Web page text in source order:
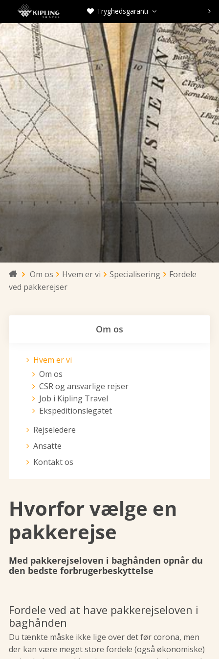
 Tryghedsgaranti  
 Om os Hvem er vi Specialisering
Fordele
ved pakkerejser
Om os
Hvem er vi
Om os
CSR og ansvarlige rejser
Job i Kipling Travel
Ekspeditionslegatet
Rejseledere
Ansatte
Kontakt os
Hvorfor vælge en
pakkerejse
Med pakkerejseloven i baghånden opnår du
den bedste forbrugerbeskyttelse
Fordele ved at have pakkerejseloven i
baghånden
Du tænkte måske ikke lige over det før corona, men
der kan være meget store fordele (også økonomiske)